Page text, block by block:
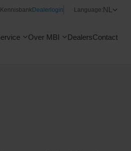
KennisbankDealerlogin Language:NL
Over MBI DealersContact